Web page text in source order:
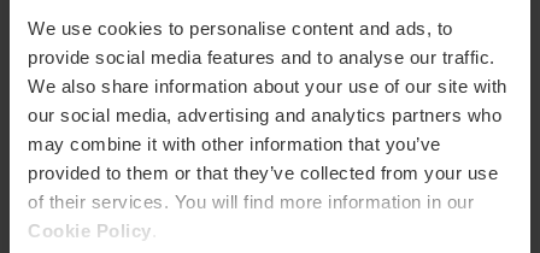
We use cookies to personalise content and ads, to
provide social media features and to analyse our traffic.
We also share information about your use of our site with
our social media, advertising and analytics partners who
may combine it with other information that you’ve
provided to them or that they’ve collected from your use
of their services. You will find more information in our
Cookie Policy
6 curiosità della València che dovreste
raccontare ai vostri figli